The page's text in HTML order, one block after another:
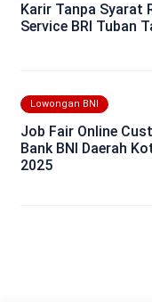
Karir Tanpa Syarat
Service BRI Tuban
Lowongan BNI
Job Fair Online
Bank BNI Daerah
2025